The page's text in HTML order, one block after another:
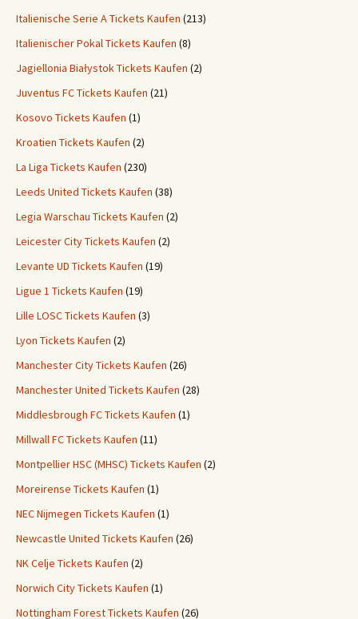
Italienische Serie A Tickets Kaufen (213)
Italienischer Pokal Tickets Kaufen (8)
Jagiellonia Białystok Tickets Kaufen (2)
Juventus FC Tickets Kaufen (21)
Kosovo Tickets Kaufen (1)
Kroatien Tickets Kaufen (2)
La Liga Tickets Kaufen (230)
Leeds United Tickets Kaufen (38)
Legia Warschau Tickets Kaufen (2)
Leicester City Tickets Kaufen (2)
Levante UD Tickets Kaufen (19)
Ligue 1 Tickets Kaufen (19)
Lille LOSC Tickets Kaufen (3)
Lyon Tickets Kaufen (2)
Manchester City Tickets Kaufen (26)
Manchester United Tickets Kaufen (28)
Middlesbrough FC Tickets Kaufen (1)
Millwall FC Tickets Kaufen (11)
Montpellier HSC (MHSC) Tickets Kaufen (2)
Moreirense Tickets Kaufen (1)
NEC Nijmegen Tickets Kaufen (1)
Newcastle United Tickets Kaufen (26)
NK Celje Tickets Kaufen (2)
Norwich City Tickets Kaufen (1)
Nottingham Forest Tickets Kaufen (26)